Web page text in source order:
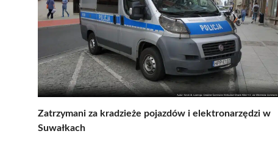
Zatrzymani za kradzieże pojazdów i elektronarzędzi w
Suwałkach